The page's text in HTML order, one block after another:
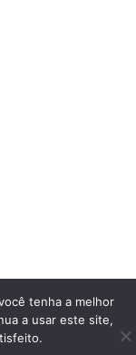
tenha a melhor
a usar este site,